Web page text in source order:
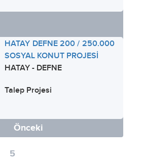
HATAY DEFNE 200 / 250.000
SOSYAL KONUT PROJESİ
HATAY - DEFNE
Talep Projesi
Önceki
5